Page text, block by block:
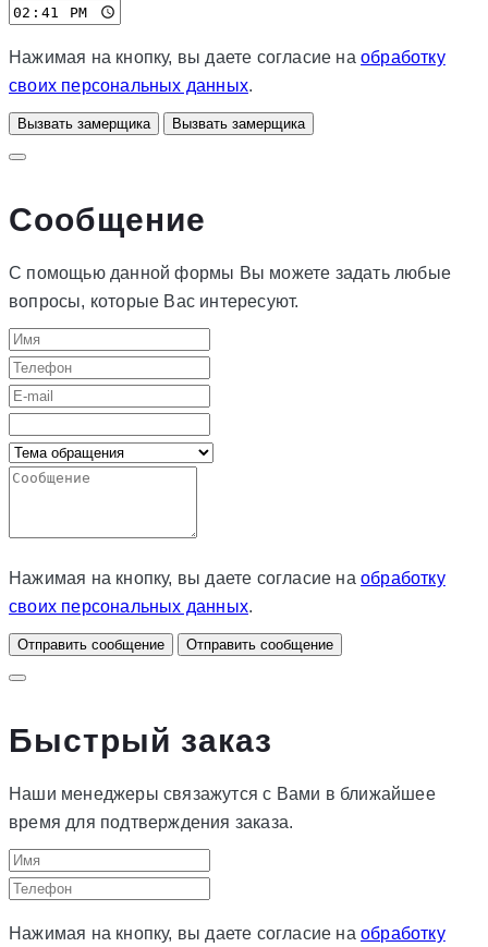
Нажимая на кнопку, вы даете согласие наобработку
своих персональных данных.
Вызвать замерщика Вызвать замерщика
Сообщение
С помощью данной формы Вы можете задать любые
вопросы, которые Вас интересуют.
Нажимая на кнопку, вы даете согласие наобработку
своих персональных данных.
Отправить сообщение Отправить сообщение
Быстрый заказ
Наши менеджеры связажутся с Вами в ближайшее
время для подтверждения заказа.
Нажимая на кнопку, вы даете согласие наобработку